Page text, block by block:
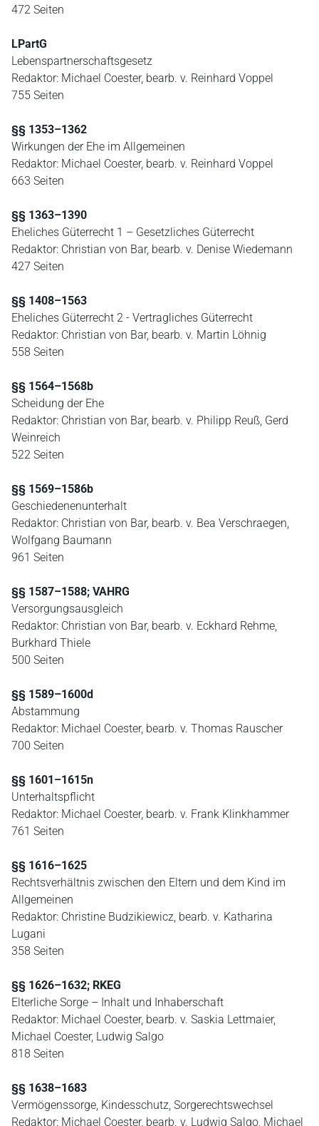
472 Seiten
LPartG
Lebenspartnerschaftsgesetz
Redaktor: Michael Coester, bearb. v. Reinhard Voppel
755 Seiten
§§ 1353–1362
Wirkungen der Ehe im Allgemeinen
Redaktor: Michael Coester, bearb. v. Reinhard Voppel
663 Seiten
§§ 1363–1390
Eheliches Güterrecht 1 – Gesetzliches Güterrecht
Redaktor: Christian von Bar, bearb. v. Denise Wiedemann
427 Seiten
§§ 1408–1563
Eheliches Güterrecht 2 - Vertragliches Güterrecht
Redaktor: Christian von Bar, bearb. v. Martin Löhnig
558 Seiten
§§ 1564–1568b
Scheidung der Ehe
Redaktor: Christian von Bar, bearb. v. Philipp Reuß, Gerd
Weinreich
522 Seiten
§§ 1569–1586b
Geschiedenenunterhalt
Redaktor: Christian von Bar, bearb. v. Bea Verschraegen,
Wolfgang Baumann
961 Seiten
§§ 1587–1588; VAHRG
Versorgungsausgleich
Redaktor: Christian von Bar, bearb. v. Eckhard Rehme,
Burkhard Thiele
500 Seiten
§§ 1589–1600d
Abstammung
Redaktor: Michael Coester, bearb. v. Thomas Rauscher
700 Seiten
§§ 1601–1615n
Unterhaltspflicht
Redaktor: Michael Coester, bearb. v. Frank Klinkhammer
761 Seiten
§§ 1616–1625
Rechtsverhältnis zwischen den Eltern und dem Kind im
Allgemeinen
Redaktor: Christine Budzikiewicz, bearb. v. Katharina
Lugani
358 Seiten
§§ 1626–1632; RKEG
Elterliche Sorge – Inhalt und Inhaberschaft
Redaktor: Michael Coester, bearb. v. Saskia Lettmaier,
Michael Coester, Ludwig Salgo
818 Seiten
§§ 1638–1683
Vermögenssorge, Kindesschutz, Sorgerechtswechsel
Redaktor: Michael Coester, bearb. v. Ludwig Salgo, Michael